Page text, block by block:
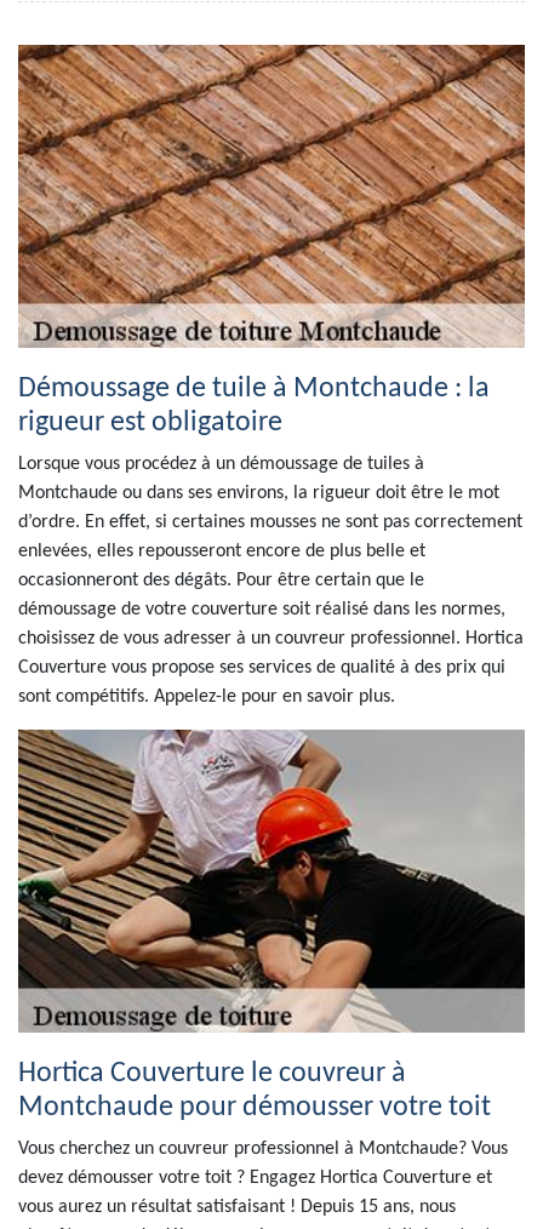
Démoussage de tuile à Montchaude : la
rigueur est obligatoire
Lorsque vous procédez à un démoussage de tuiles à
Montchaude ou dans ses environs, la rigueur doit être le mot
d’ordre. En effet, si certaines mousses ne sont pas correctement
enlevées, elles repousseront encore de plus belle et
occasionneront des dégâts. Pour être certain que le
démoussage de votre couverture soit réalisé dans les normes,
choisissez de vous adresser à un couvreur professionnel. Hortica
Couverture vous propose ses services de qualité à des prix qui
sont compétitifs. Appelez-le pour en savoir plus.
Hortica Couverture le couvreur à
Montchaude pour démousser votre toit
Vous cherchez un couvreur professionnel à Montchaude? Vous
devez démousser votre toit ? Engagez Hortica Couverture et
vous aurez un résultat satisfaisant ! Depuis 15 ans, nous